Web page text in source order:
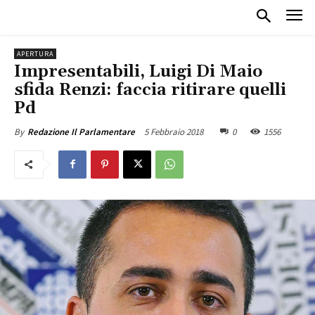
APERTURA
Impresentabili, Luigi Di Maio
sfida Renzi: faccia ritirare quelli
Pd
By Redazione Il Parlamentare 5 Febbraio 2018 0 1556